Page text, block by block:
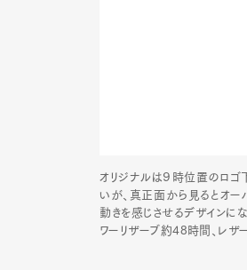
オリジナルは９時位置のロ
いが、真正面から見るとオー
動きを感じさせるデザインに
ワーリザーブ約48時間、レ